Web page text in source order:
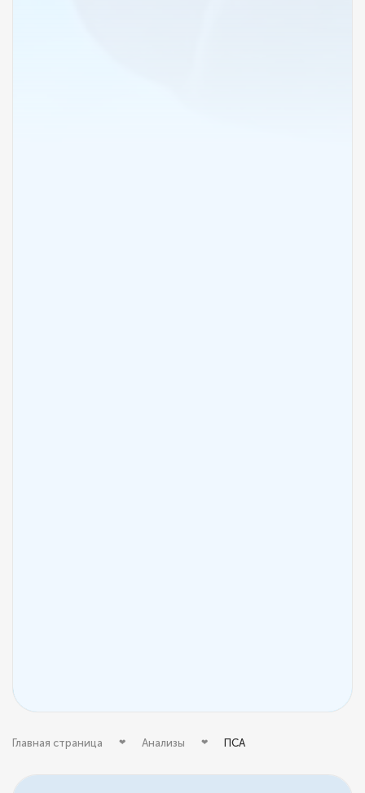
Главная страница Анализы ПСА